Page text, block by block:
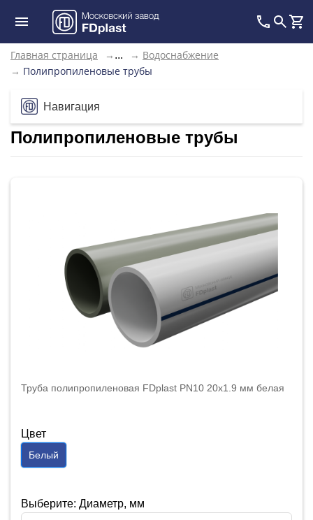
Главная страница → ... → Водоснабжение
→ Полипропиленовые трубы
Навигация
Полипропиленовые трубы
Труба полипропиленовая FDplast PN10 20x1.9 мм белая
Цвет
Белый
Выберите: Диаметр, мм